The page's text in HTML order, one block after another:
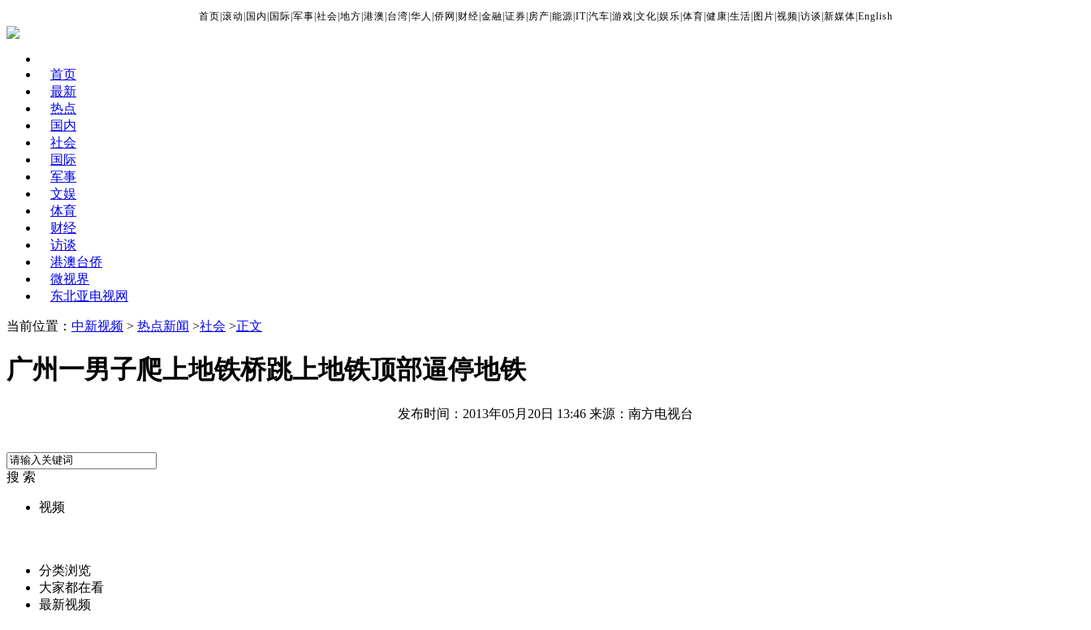
首页 滚动 国内 国际 军事 社会 地方 港澳 台湾 华人 侨网 财经 金融 证券 房产 能源 IT| 汽车 游戏 文化 娱乐 体育 健康 生活 图片 视频 访谈 新媒体 English
首页
最新
热点
国内
社会
国际
军事
文娱
体育
财经
访谈
港澳台侨
微视界
东北亚电视网
当前位置： 中新视频 > 热点新闻 >社会 >正文
广州一男子爬上地铁桥跳上地铁顶部逼停地铁
发布时间：2013年05月20日 13:46 来源：南方电视台
搜 索
视频
分类浏览
大家都在看
最新视频